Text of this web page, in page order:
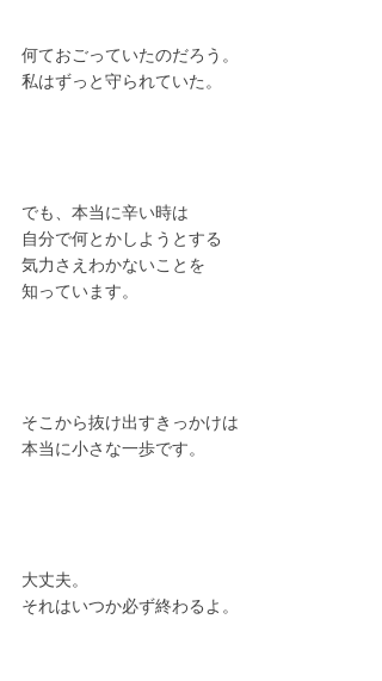
何ておごっていたのだろう。
私はずっと守られていた。
でも、本当に辛い時は
自分で何とかしようとする
気力さえわかないことを
知っています。
そこから抜け出すきっかけは
本当に小さな一歩です。
大丈夫。
それはいつか必ず終わるよ。